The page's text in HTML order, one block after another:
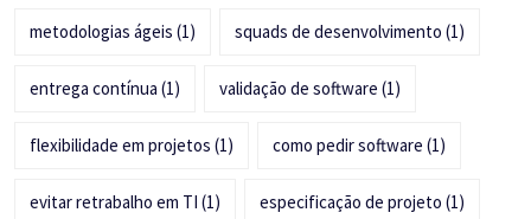
metodologias ágeis (1) squads de desenvolvimento (1)
entrega contínua (1) validação de software (1)
flexibilidade em projetos (1) como pedir software (1)
evitar retrabalho em TI (1) especificação de projeto (1)